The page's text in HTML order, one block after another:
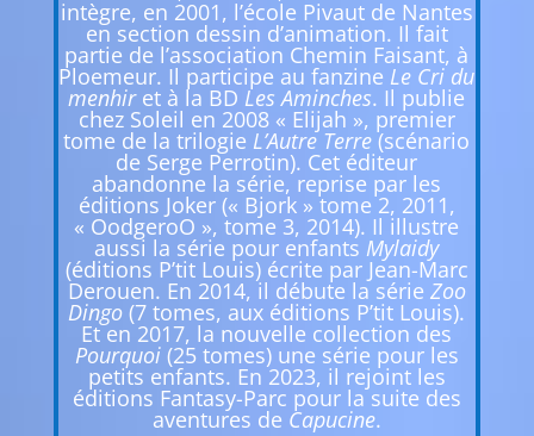
intègre, en 2001, l’école Pivaut de Nantes
en section dessin d’animation. Il fait
partie de l’association Chemin Faisant, à
Ploemeur. Il participe au fanzine Le Cri du
menhiret à la BD Les Aminches. Il publie
chez Soleil en 2008 « Elijah », premier
tome de la trilogie L’Autre Terre(scénario
de Serge Perrotin). Cet éditeur
abandonne la série, reprise par les
éditions Joker (« Bjork » tome 2, 2011,
« OodgeroO », tome 3, 2014). Il illustre
aussi la série pour enfants Mylaidy
(éditions P’tit Louis) écrite par Jean-Marc
Derouen. En 2014, il débute la série Zoo
Dingo (7 tomes, aux éditions P’tit Louis).
Et en 2017, la nouvelle collection des
Pourquoi(25 tomes) une série pour les
petits enfants. En 2023, il rejoint les
éditions Fantasy-Parc pour la suite des
aventures de Capucine.